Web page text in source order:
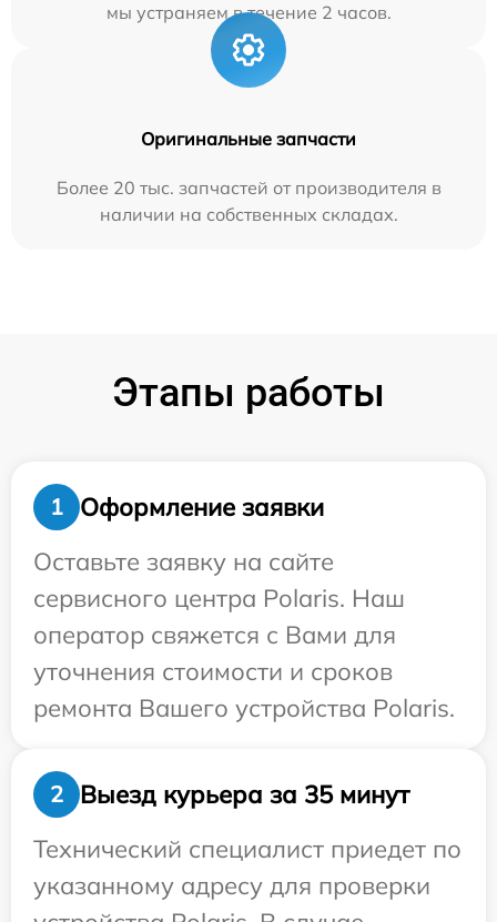
мы устраняем в течение 2 часов.
Оригинальные запчасти
Более 20 тыс. запчастей от производителя в
наличии на собственных складах.
Этапы работы
1
Оформление заявки
Оставьте заявку на сайте
сервисного центра Polaris. Наш
оператор свяжется с Вами для
уточнения стоимости и сроков
ремонта Вашего устройства Polaris.
2
Выезд курьера за 35 минут
Технический специалист приедет по
указанному адресу для проверки